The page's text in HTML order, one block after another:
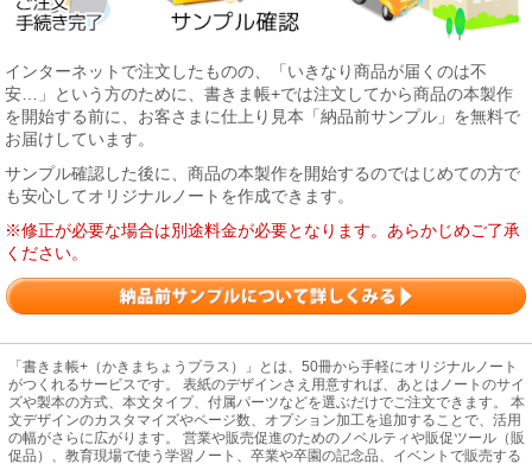
インターネットで注文したものの、「いきなり商品が届くのは不
安…」という方のために、書きま帳+では注文してから商品の本製作
を開始する前に、お客さまに仕上り見本「納品前サンプル」を無料で
お届けしています。
サンプル確認した後に、商品の本製作を開始するのではじめての方で
も安心してオリジナルノートを作成できます。
※修正が必要な場合は別途料金が必要となります。あらかじめご了承
ください。
「書きま帳+（かきまちょうプラス）」とは、50冊から手軽にオリジナルノート
がつくれるサービスです。 表紙のデザインさえ用意すれば、あとはノートのサイ
ズや製本の方式、本文タイプ、付属パーツなどを選ぶだけでご注文できます。 本
文デザインのカスタマイズやページ数、オプション加工を追加することで、活用
の幅がさらに広がります。 営業や販売促進のためのノベルティや販促ツール（販
促品）、教育現場で使う学習ノート、卒業や卒園の記念品、イベントで販売する